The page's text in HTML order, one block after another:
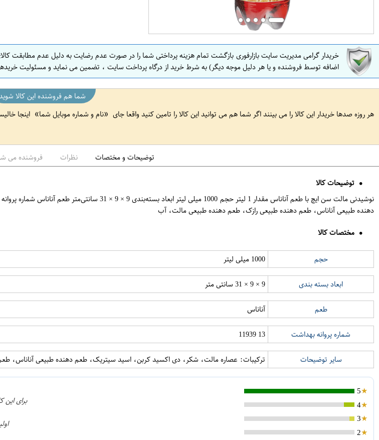
خریدار گرامی مدیریت سایت بازارفوری بازگشت تمام هزینه پرداختی شما را در صورت عدم رضایت به دلیل عدم مطابقت
اضافه توسط فروشنده و یا هر دلیل موجه دیگر) به شرط خرید از درگاه پرداخت سایت ، تضمین می نماید و مسئولیت
شما هم فروشنده این کالا
هر روزه صدها خریدار این کالا را می بینند اگر شما هم می توانید این کالا را تامین کنید واقعا جای
نام و شماره موبایل شما اینجا
توضیحات و مختصات نظرات فروشنده می
توضیحات کالا
دهنده طبیعی آناناس، طعم دهنده طبیعی رازک، طعم دهنده طبیعی مالت، آب
مختصات کالا
حجم 1000 میلی لیتر
ابعاد بسته بندی 9 × 9 × 31 سانتی متر
طعم آناناس
شماره پروانه بهداشت 13 11939
سایر توضیحات ترکیبات: عصاره مالت، شکر، دی اکسید کربن، اسید سیتریک، طعم دهنده طبیعی آناناس،
5
4
3
2
برای